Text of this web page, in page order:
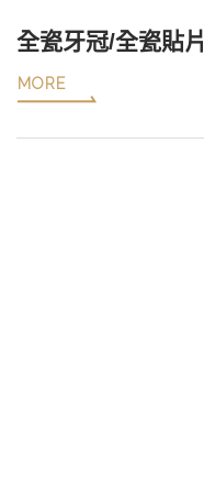
全瓷牙冠/全瓷貼片
MORE